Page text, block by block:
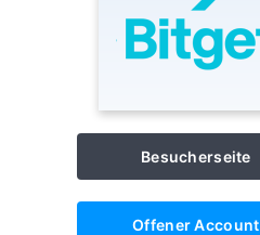
Besucherseite
Offener Account